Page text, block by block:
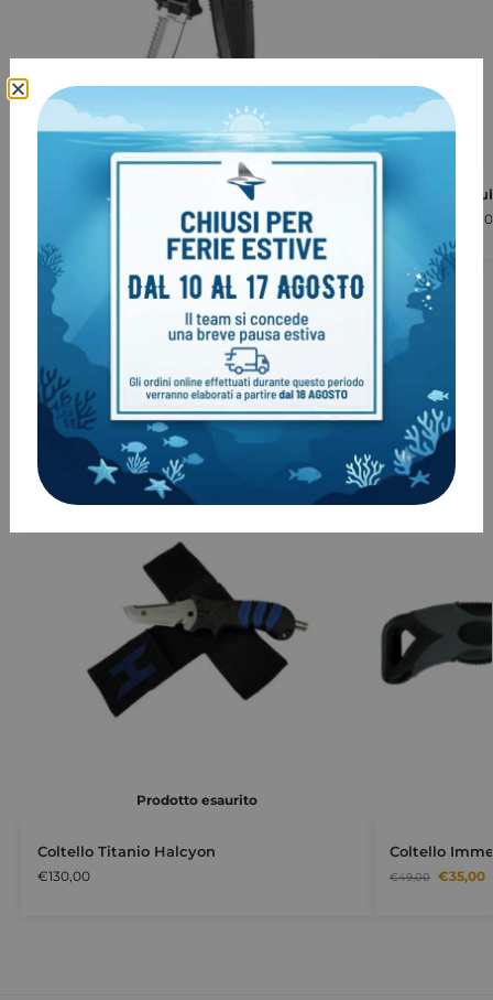
Mini Coltello FK10 TUSA Cesoia
Clienti come te, hanno acquistato
anche:
Prodotto esaurito
Coltello Titanio Halcyon
€130,00
-29%
Coltello
€49,00 €35,00